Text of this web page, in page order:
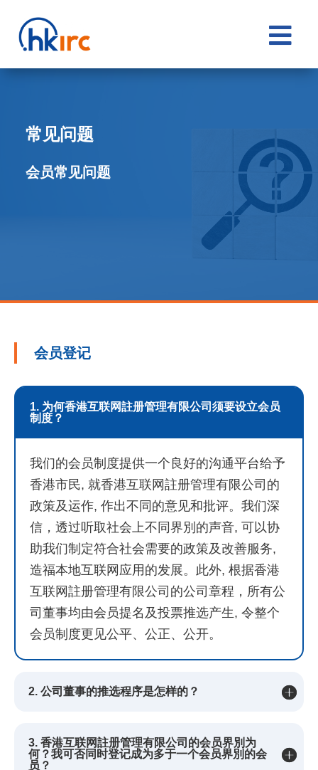

常见问题
会员常见问题
会员登记
1. 为何香港互联网註册管理有限公司须要设立会员
制度？
我们的会员制度提供一个良好的沟通平台给予
香港市民, 就香港互联网註册管理有限公司的
政策及运作, 作出不同的意见和批评。我们深
信，透过听取社会上不同界別的声音, 可以协
助我们制定符合社会需要的政策及改善服务,
造福本地互联网应用的发展。此外, 根据香港
互联网註册管理有限公司的公司章程，所有公
司董事均由会员提名及投票推选产生, 令整个
会员制度更见公平、公正、公开。
2. 公司董事的推选程序是怎样的？
3. 香港互联网註册管理有限公司的会员界別为
何？我可否同时登记成为多于一个会员界別的会
员？